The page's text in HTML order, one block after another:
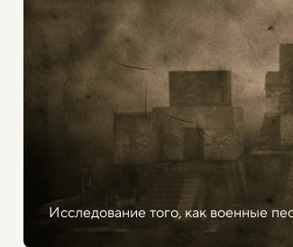
Исследование того, как военные